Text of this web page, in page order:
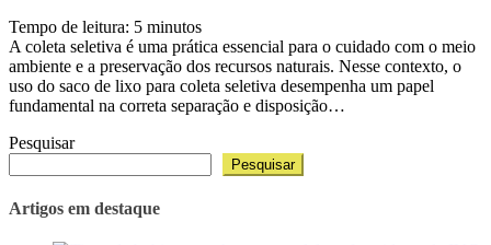
Tempo de leitura: 5 minutos
A coleta seletiva é uma prática essencial para o cuidado com o meio
ambiente e a preservação dos recursos naturais. Nesse contexto, o
uso do saco de lixo para coleta seletiva desempenha um papel
fundamental na correta separação e disposição…
Pesquisar
Pesquisar
Artigos em destaque